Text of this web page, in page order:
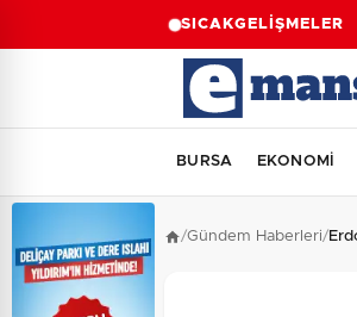
SICAKGELİŞMELER
BURSA EKONOMİ
/Gündem Haberleri/